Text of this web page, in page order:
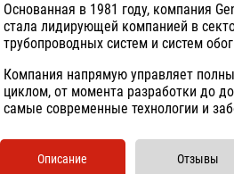
Основанная в 1981 году, компания
стала лидирующей компанией в
трубопроводных систем и систем
Компания напрямую управляет
циклом, от момента разработки до
самые современные технологии и
Описание Отзывы